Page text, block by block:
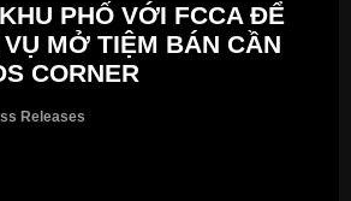
PHỐ VỚI FCCA ĐỂ
MỞ TIỆM BÁN CẦN
CORNER
Releases